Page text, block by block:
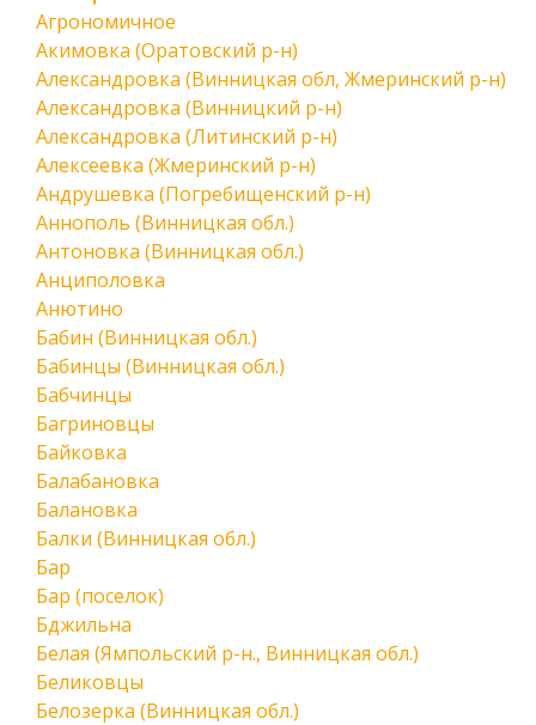
Агрономичное
Акимовка (Оратовский р-н)
Александровка (Винницкая обл, Жмеринский р-н)
Александровка (Винницкий р-н)
Александровка (Литинский р-н)
Алексеевка (Жмеринский р-н)
Андрушевка (Погребищенский р-н)
Аннополь (Винницкая обл.)
Антоновка (Винницкая обл.)
Анциполовка
Анютино
Бабин (Винницкая обл.)
Бабинцы (Винницкая обл.)
Бабчинцы
Багриновцы
Байковка
Балабановка
Балановка
Балки (Винницкая обл.)
Бар
Бар (поселок)
Бджильна
Белая (Ямпольский р-н., Винницкая обл.)
Беликовцы
Белозерка (Винницкая обл.)